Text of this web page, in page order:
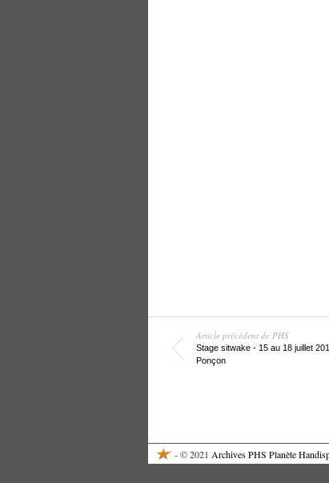
Article précédent de PHS
Stage sitwake - 15 au 18 juillet
Ponçon
- © 2021 Archives PHS Planète